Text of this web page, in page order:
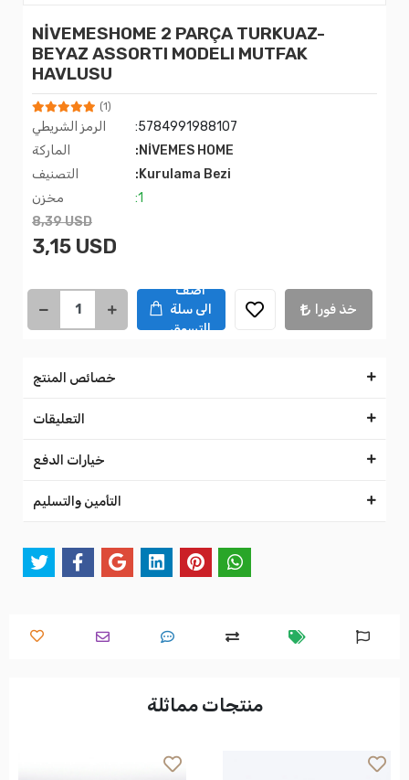
NİVEMESHOME 2 PARÇA TURKUAZ-
BEYAZ ASSORTI MODELI MUTFAK
HAVLUSU
(1)
الرمز الشريطي
:5784991988107
الماركة
:NİVEMES HOME
التصنيف
:Kurulama Bezi
مخزن
:1
8,39 USD
3,15 USD
اضف
الى سلة
التسوق
خذ فورا
خصائص المنتج
التعليقات
خيارات الدفع
التأمين والتسليم
منتجات مماثلة